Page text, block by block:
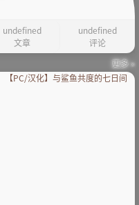
undefined
文章
undefined
评论
更多 »